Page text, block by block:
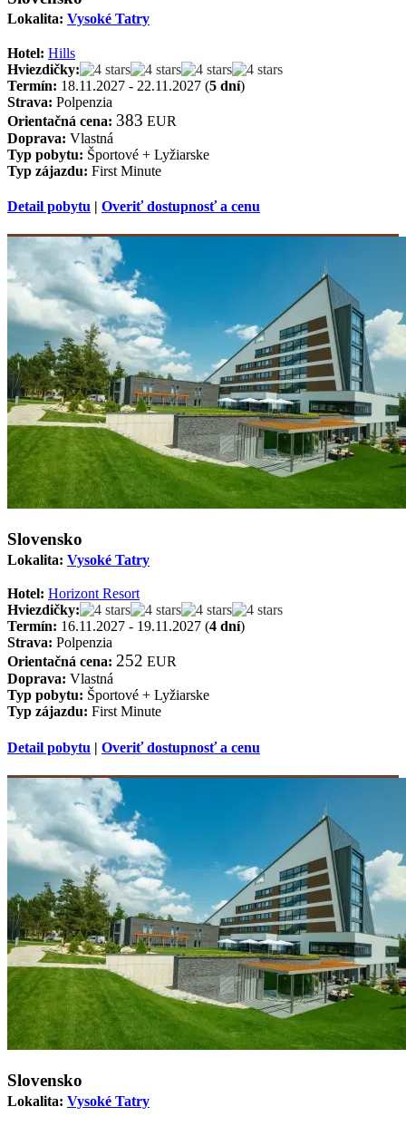
Lokalita: Vysoké Tatry
Hotel: Hills
Hviezdičky:
Termín: 18.11.2027 - 22.11.2027 (5 dní)
Strava: Polpenzia
Orientačná cena: 383 EUR
Doprava: Vlastná
Typ pobytu: Športové + Lyžiarske
Typ zájazdu: First Minute
Detail pobytu | Overiť dostupnosť a cenu
Slovensko
Lokalita: Vysoké Tatry
Hotel: Horizont Resort
Hviezdičky:
Termín: 16.11.2027 - 19.11.2027 (4 dní)
Strava: Polpenzia
Orientačná cena: 252 EUR
Doprava: Vlastná
Typ pobytu: Športové + Lyžiarske
Typ zájazdu: First Minute
Detail pobytu | Overiť dostupnosť a cenu
Slovensko
Lokalita: Vysoké Tatry